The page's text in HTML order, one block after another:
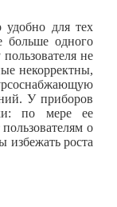
для тех
больше одного
не
некорректны,
У приборов
по мере ее
о
избежать роста